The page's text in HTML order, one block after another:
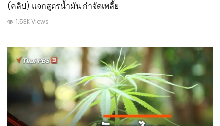
(คลิป) แจกสูตรน้ำมัน กำจัดเพลี้ย
1.53K Views